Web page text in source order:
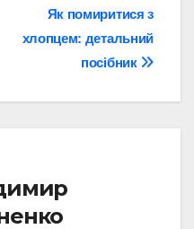
Як помиритися з
хлопцем: детальний
посібник